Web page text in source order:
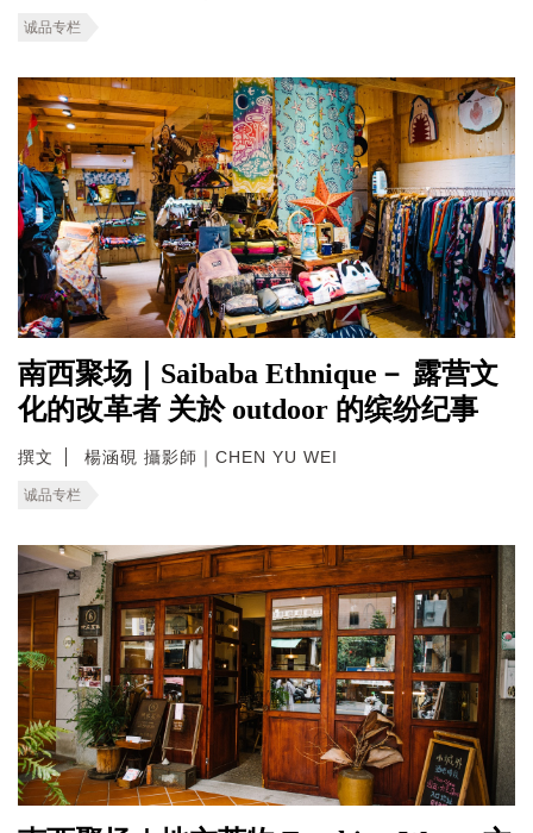
诚品专栏
南西聚场｜Saibaba Ethnique－ 露营文
化的改革者 关於 outdoor 的缤纷纪事
撰文 楊涵硯 攝影師｜CHEN YU WEI
诚品专栏